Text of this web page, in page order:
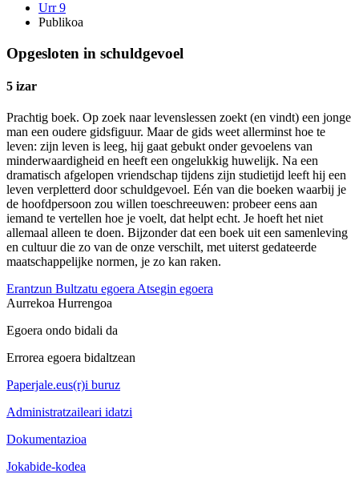
Urr 9
Publikoa
Opgesloten in schuldgevoel
5 izar
Prachtig boek. Op zoek naar levenslessen zoekt (en vindt) een jonge
man een oudere gidsfiguur. Maar de gids weet allerminst hoe te
leven: zijn leven is leeg, hij gaat gebukt onder gevoelens van
minderwaardigheid en heeft een ongelukkig huwelijk. Na een
dramatisch afgelopen vriendschap tijdens zijn studietijd leeft hij een
leven verpletterd door schuldgevoel. Eén van die boeken waarbij je
de hoofdpersoon zou willen toeschreeuwen: probeer eens aan
iemand te vertellen hoe je voelt, dat helpt echt. Je hoeft het niet
allemaal alleen te doen. Bijzonder dat een boek uit een samenleving
en cultuur die zo van de onze verschilt, met uiterst gedateerde
maatschappelijke normen, je zo kan raken.
Erantzun Bultzatu egoera Atsegin egoera
Aurrekoa Hurrengoa
Egoera ondo bidali da
Errorea egoera bidaltzean
Paperjale.eus(r)i buruz
Administratzaileari idatzi
Dokumentazioa
Jokabide-kodea